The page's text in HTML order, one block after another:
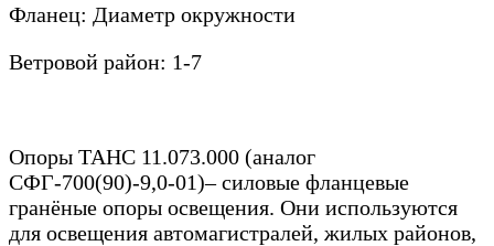
Фланец: Диаметр окружности
Ветровой район: 1-7
Опоры ТАНС 11.073.000 (аналог
СФГ-700(90)-9,0-01)– силовые фланцевые
гранёные опоры освещения. Они используются
для освещения автомагистралей, жилых районов,